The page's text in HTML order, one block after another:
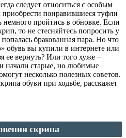
следует относиться с особым
понравившиеся туфли
немного пройтись в обновке. Если
то не стесняйтесь попросить у
бракованная пара. Но что
обувь вы купили в интернете или
ее вернуть? Или того хуже –
начали старые, но любимые
несколько полезных советов.
обуви при ходьбе, расскажет
скрипа